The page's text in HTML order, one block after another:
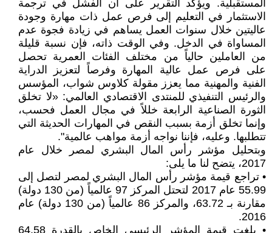
المستقبلية. ويؤكد التقرير على أن الفشل في ترجمة
الاستثمار في التعليم إلى فرص عمل ذات مهارة وجودة
عاليتين خلال سنوات العمل يساهم في زيادة فجوة عدم
المساواة في الدخل. وفي الوقت ذاته، فإن نسبة قليلة
من العاملين حالياً من مختلف الفئات العمرية تحصل
على فرص عمل عالية المهارة وفرصاً لتعزيز الدراية
الفنية والمهنية مما يعزز مقولة كلاوس شواب، المؤسس
والرئيس التنفيذي للمنتدى الاقتصادي العالمي: «لا تخلق
الثورة الصناعية الرابعة خللاً في مجال العمل فحسب،
وإنما تخلق أزمة بسبب النقص في المهارات الحديثة التي
تتطلبها. وعليه، فإننا نواجه أزمة مواهب عالمية".
وبتحليل مؤشر رأس المال البشري لمصر خلال عام
2017، يتضح لنا ما يلى:
• تراجع قيمة مؤشر رأس المال البشري لمصر لتصل إلى
55.99 عام 2017 لتحتل المركز 97 عالمياً (من 130 دولة)
مقارنة بـ 63.72، والمركز 86 عالمياً (من 130 دولة) عام
2016.
• بلغت قيمة المؤشر الرئيسي الخاص بالقدرة 64.58